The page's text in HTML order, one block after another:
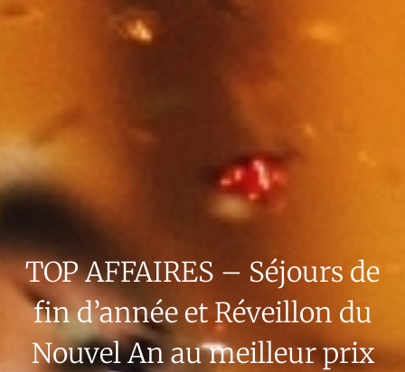
TOP AFFAIRES – Séjours de
fin d’année et Réveillon du
Nouvel An au meilleur prix